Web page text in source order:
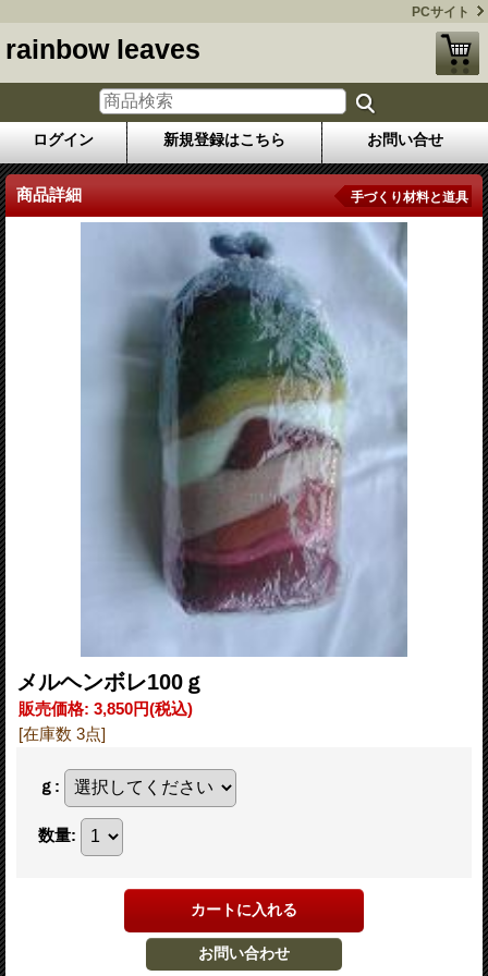
PCサイト
rainbow leaves
ログイン 新規登録はこちら お問い合せ
商品詳細 手づくり材料と道具
メルヘンボレ100ｇ
販売価格: 3,850円(税込)
[在庫数 3点]
ｇ :
数量: